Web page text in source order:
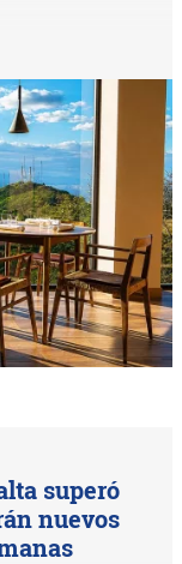
superó
nuevos